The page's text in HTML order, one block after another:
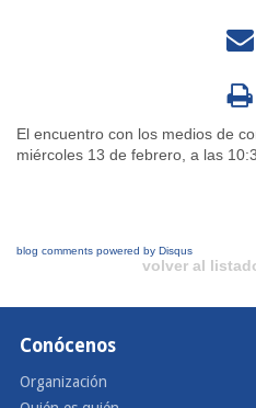
El encuentro con los medios de
miércoles 13 de febrero, a las
blog comments powered by Disqus
volver al
Conócenos
Organización